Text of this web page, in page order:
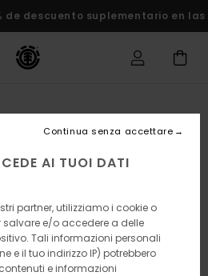
de descuento suplementario en
AI TUOI DATI
partner, utilizziamo i cookie o
e/o accedere a delle
Tali informazioni personali
e il tuo indirizzo IP) potrebbero
e informazioni
Continua senza accettare